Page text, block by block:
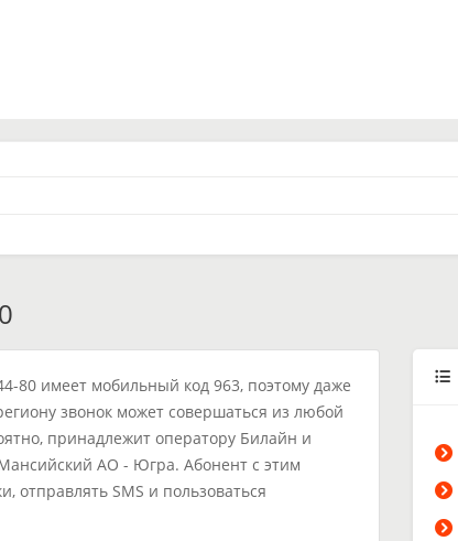
80 имеет мобильный код 963, поэтому даже
звонок может совершаться из любой
принадлежит оператору Билайн и
АО - Югра. Абонент с этим
отправлять SMS и пользоваться